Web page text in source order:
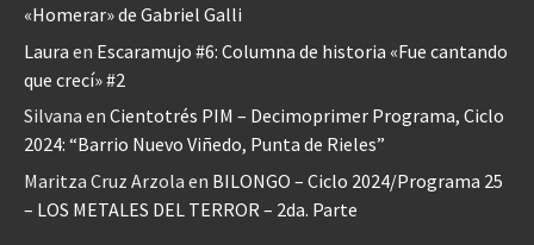
«Homerar» de Gabriel Galli
Laura en Escaramujo #6: Columna de historia «Fue cantando
que crecí» #2
Silvana en Cientotrés PIM – Decimoprimer Programa, Ciclo
2024: “Barrio Nuevo Viñedo, Punta de Rieles”
Maritza Cruz Arzola en BILONGO – Ciclo 2024/Programa 25
– LOS METALES DEL TERROR – 2da. Parte